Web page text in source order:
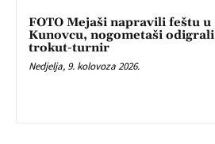
FOTO Mejaši napravili feštu u
Kunovcu, nogometaši odigrali
trokut-turnir
Nedjelja, 9. kolovoza 2026.